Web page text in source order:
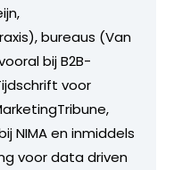
bureaus (Van
bij B2B-
voor
NIMA en inmiddels
voor data driven